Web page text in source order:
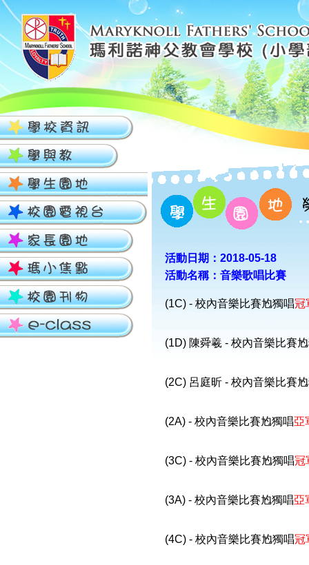
活動日期：2018-05-18
活動名稱：音樂歌唱比賽
(1C) - 校內音樂比賽尥獨唱冠
(1D) 陳舜羲 - 校內音樂比賽
(2C) 呂庭昕 - 校內音樂比賽
(2A) - 校內音樂比賽尥獨唱亞
(3C) - 校內音樂比賽尥獨唱冠
(3A) - 校內音樂比賽尥獨唱亞
(4C) - 校內音樂比賽尥獨唱冠